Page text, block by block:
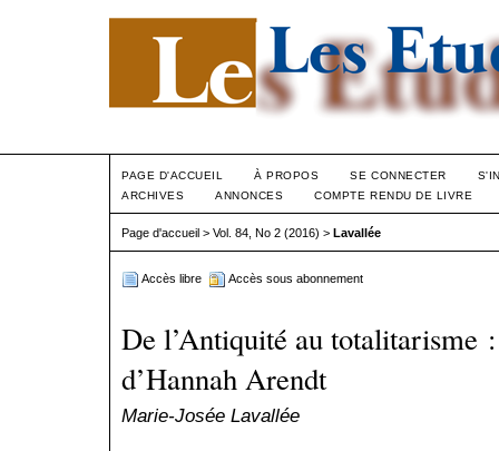
PAGE D'ACCUEIL À PROPOS SE CONNECTER
ARCHIVES
ANNONCES COMPTE RENDU DE LIVRE
Page d'accueil > Vol. 84, No 2 (2016) > Lavallée
Accès libre Accès sous abonnement
De l’Antiquité au totalitarisme
d’Hannah Arendt
Marie-Josée Lavallée